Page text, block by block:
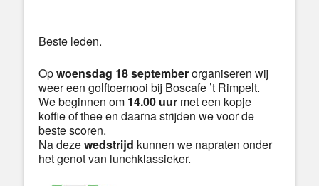
Beste leden.
Opwoensdag 18 septemberorganiseren wij
weer een golftoernooi bij Boscafe ’t Rimpelt.
We beginnen om 14.00 uur met een kopje
koffie of thee en daarna strijden we voor de
beste scoren.
Na dezewedstrijd kunnen we napraten onder
het genot van lunchklassieker.